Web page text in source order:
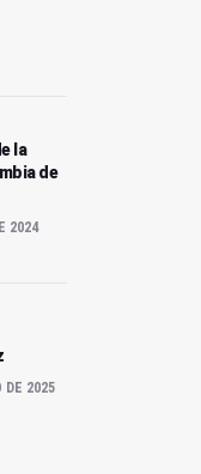
la
de
2024
DE 2025